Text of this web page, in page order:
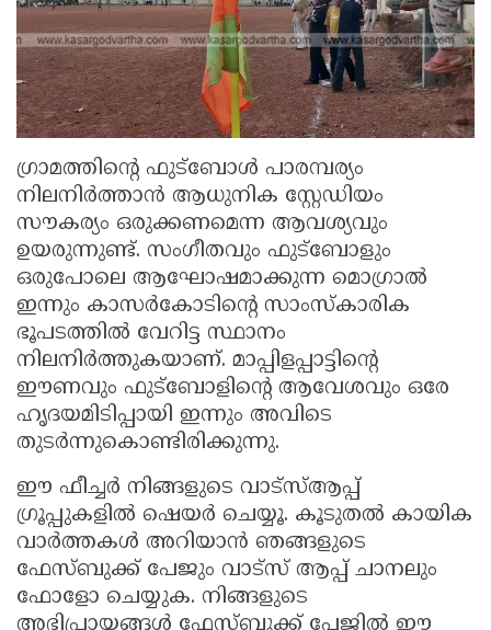
ഗ്രാമത്തിൻ്റെ ഫുട്ബോൾ പാരമ്പര്യം
നിലനിർത്താൻ ആധുനിക സ്റ്റേഡിയം
സൗകര്യം ഒരുക്കണമെന്ന ആവശ്യവും
ഉയരുന്നുണ്ട്. സംഗീതവും ഫുട്ബോളും
ഒരുപോലെ ആഘോഷമാക്കുന്ന മൊഗ്രാൽ
ഇന്നും കാസർകോടിൻ്റെ സാംസ്കാരിക
ഭൂപടത്തിൽ വേറിട്ട സ്ഥാനം
നിലനിർത്തുകയാണ്. മാപ്പിളപ്പാട്ടിൻ്റെ
ഈണവും ഫുട്ബോളിൻ്റെ ആവേശവും ഒരേ
ഹൃദയമിടിപ്പായി ഇന്നും അവിടെ
തുടർന്നുകൊണ്ടിരിക്കുന്നു.
ഈ ഫീച്ചർ നിങ്ങളുടെ വാട്സ്ആപ്പ്
ഗ്രൂപ്പുകളിൽ ഷെയർ ചെയ്യൂ. കൂടുതൽ കായിക
വാർത്തകൾ അറിയാൻ ഞങ്ങളുടെ
ഫേസ്ബുക്ക് പേജും വാട്സ് ആപ്പ് ചാനലും
ഫോളോ ചെയ്യുക. നിങ്ങളുടെ